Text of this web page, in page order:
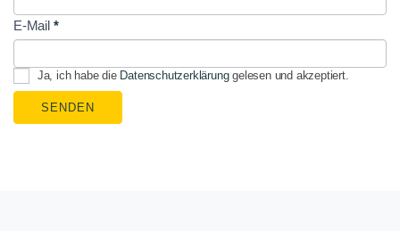
E-Mail *
Ja, ich habe die Datenschutzerklärunggelesen und akzeptiert.
SENDEN